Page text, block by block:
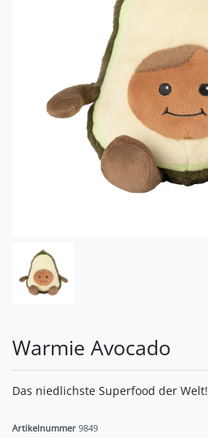
Warmie Avocado
Das niedlichste Superfood der Welt!
Artikelnummer 9849